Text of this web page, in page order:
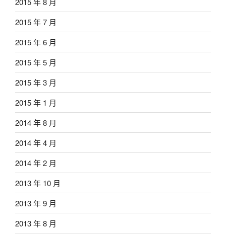
2015 年 7 月
2015 年 6 月
2015 年 5 月
2015 年 3 月
2015 年 1 月
2014 年 8 月
2014 年 4 月
2014 年 2 月
2013 年 10 月
2013 年 9 月
2013 年 8 月